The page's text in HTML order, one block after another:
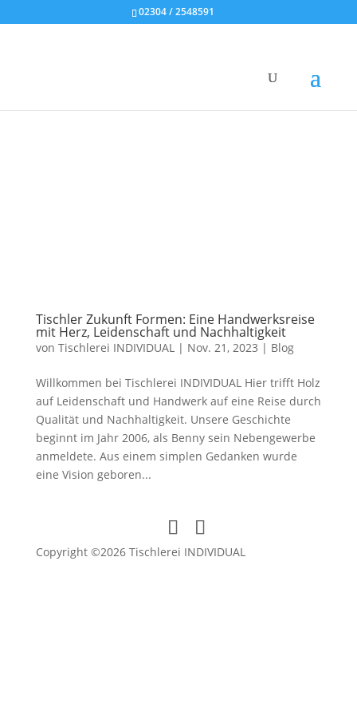
02304 / 2548591
Tischler Zukunft Formen: Eine Handwerksreise
mit Herz, Leidenschaft und Nachhaltigkeit
von Tischlerei INDIVIDUAL| Nov. 21, 2023 | Blog
Willkommen bei Tischlerei INDIVIDUAL Hier trifft Holz
auf Leidenschaft und Handwerk auf eine Reise durch
Qualität und Nachhaltigkeit. Unsere Geschichte
beginnt im Jahr 2006, als Benny sein Nebengewerbe
anmeldete. Aus einem simplen Gedanken wurde
eine Vision geboren...
Copyright ©2026 Tischlerei INDIVIDUAL